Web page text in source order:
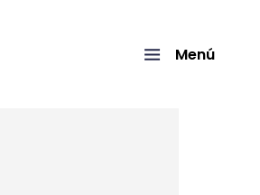
Menú